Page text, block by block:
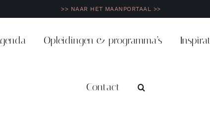
>> NAAR HET MAANPORTAAL >>
Opleidingen & programma’s
Contact